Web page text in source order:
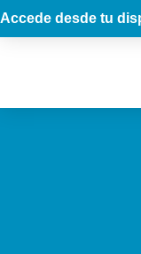
Accede desde tu